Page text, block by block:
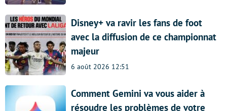
Disney+ va ravir les fans de foot
avec la diffusion de ce championnat
majeur
6 août 2026 12:51
Comment Gemini va vous aider à
résoudre les problèmes de votre